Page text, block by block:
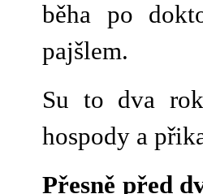
běha po
pajšlem.
Su to dva
hospody a
Přesně před